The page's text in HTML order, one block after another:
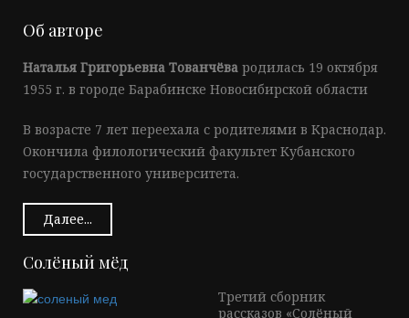
Об авторе
Наталья Григорьевна Тованчёва родилась 19 октября
1955 г. в городе Барабинске Новосибирской области
В возрасте 7 лет переехала с родителями в Краснодар.
Окончила филологический факультет Кубанского
государственного университета.
Далее...
Солёный мёд
Третий сборник
рассказов «Солёный